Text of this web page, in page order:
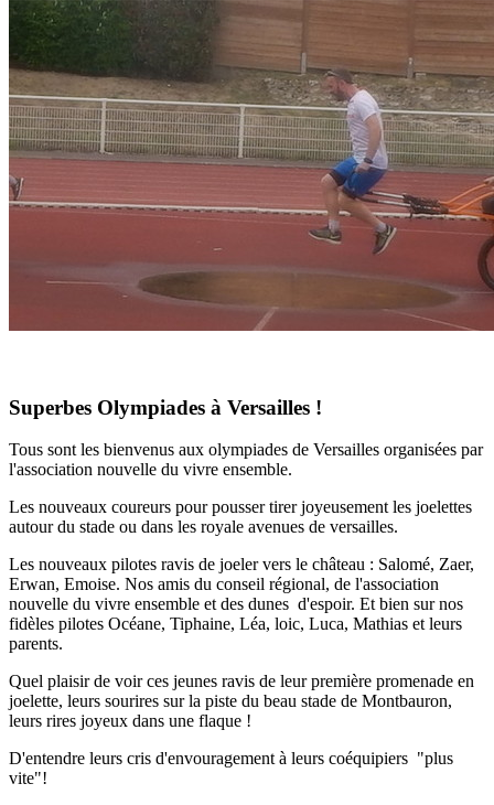
Superbes Olympiades à Versailles !
Tous sont les bienvenus aux olympiades de Versailles organisées par
l'association nouvelle du vivre ensemble.
Les nouveaux coureurs pour pousser tirer joyeusement les joelettes
autour du stade ou dans les royale avenues de versailles.
Les nouveaux pilotes ravis de joeler vers le château : Salomé, Zaer,
Erwan, Emoise. Nos amis du conseil régional, de l'association
nouvelle du vivre ensemble et des dunes d'espoir. Et bien sur nos
fidèles pilotes Océane, Tiphaine, Léa, loic, Luca, Mathias et leurs
parents.
Quel plaisir de voir ces jeunes ravis de leur première promenade en
joelette, leurs sourires sur la piste du beau stade de Montbauron,
leurs rires joyeux dans une flaque !
D'entendre leurs cris d'envouragement à leurs coéquipiers "plus
vite"!